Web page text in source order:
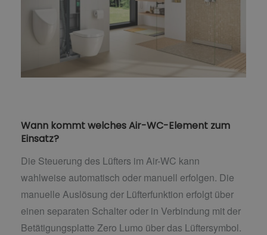
Wann kommt welches Air-WC-Element zum
Einsatz?
Die Steuerung des Lüfters im Air-WC kann
wahlweise automatisch oder manuell erfolgen. Die
manuelle Auslösung der Lüfterfunktion erfolgt über
einen separaten Schalter oder in Verbindung mit der
Betätigungsplatte Zero Lumo über das Lüftersymbol.